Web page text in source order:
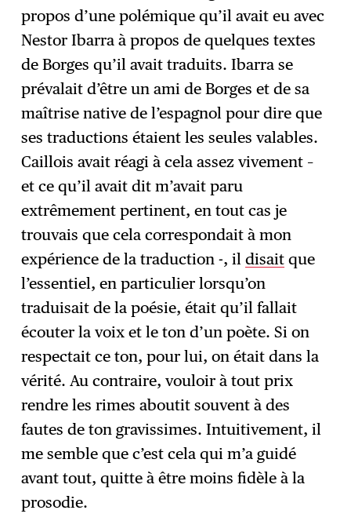
propos d’une polémique qu’il avait eu avec
Nestor Ibarra à propos de quelques textes
de Borges qu’il avait traduits. Ibarra se
prévalait d’être un ami de Borges et de sa
maîtrise native de l’espagnol pour dire que
ses traductions étaient les seules valables.
Caillois avait réagi à cela assez vivement –
et ce qu’il avait dit m’avait paru
extrêmement pertinent, en tout cas je
trouvais que cela correspondait à mon
expérience de la traduction -, ildisait que
l’essentiel, en particulier lorsqu’on
traduisait de la poésie, était qu’il fallait
écouter la voix et le ton d’un poète. Si on
respectait ce ton, pour lui, on était dans la
vérité. Au contraire, vouloir à tout prix
rendre les rimes aboutit souvent à des
fautes de ton gravissimes. Intuitivement, il
me semble que c’est cela qui m’a guidé
avant tout, quitte à être moins fidèle à la
prosodie.